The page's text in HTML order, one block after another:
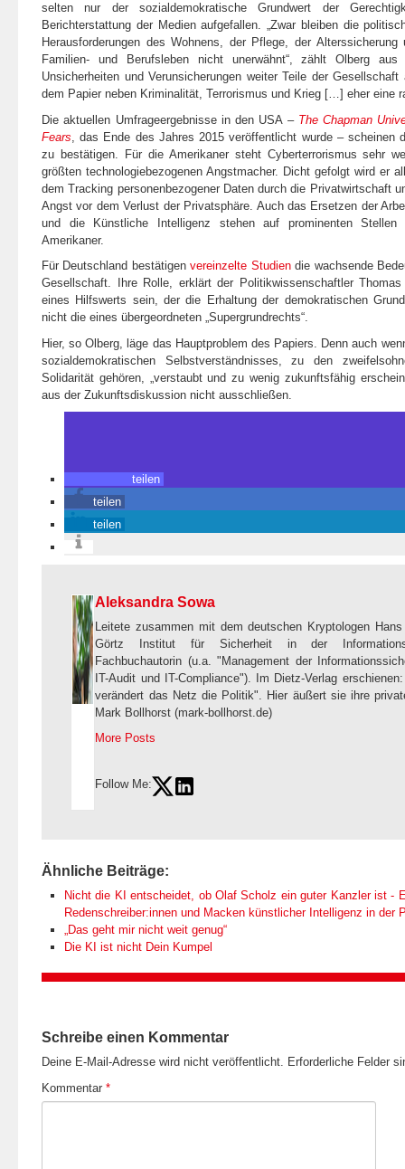
selten nur der sozialdemokratische Grundwert der
Berichterstattung der Medien aufgefallen. „Zwar bleiben die
Herausforderungen des Wohnens, der Pflege, der
Familien- und Berufsleben nicht unerwähnt“, zählt Olberg
Unsicherheiten und Verunsicherungen weiter Teile der
dem Papier neben Kriminalität, Terrorismus und Krieg […] eher eine
Die aktuellen Umfrageergebnisse in den USA – The Chapman
Fears , das Ende des Jahres 2015 veröffentlicht wurde – scheinen
zu bestätigen. Für die Amerikaner steht Cyberterrorismus sehr
größten technologiebezogenen Angstmacher. Dicht gefolgt wird er
dem Tracking personenbezogener Daten durch die Privatwirtschaft
Angst vor dem Verlust der Privatsphäre. Auch das Ersetzen der
und die Künstliche Intelligenz stehen auf prominenten
Amerikaner.
Für Deutschland bestätigenvereinzelte Studiendie wachsende
Gesellschaft. Ihre Rolle, erklärt der Politikwissenschaftler
eines Hilfswerts sein, der die Erhaltung der demokratischen
nicht die eines übergeordneten „Supergrundrechts“.
Hier, so Olberg, läge das Hauptproblem des Papiers. Denn auch
sozialdemokratischen Selbstverständnisses, zu den
Solidarität gehören, „verstaubt und zu wenig zukunftsfähig
aus der Zukunftsdiskussion nicht ausschließen.
teilen
teilen
teilen
Aleksandra Sowa
Leitete zusammen mit dem deutschen Kryptologen
Görtz Institut für Sicherheit in der
Fachbuchautorin (u.a. "Management der
IT-Audit und IT-Compliance"). Im Dietz-Verlag
verändert das Netz die Politik". Hier äußert sie ihre
Mark Bollhorst (mark-bollhorst.de)
More Posts
Follow Me:
Ähnliche Beiträge:
Nicht die KI entscheidet, ob Olaf Scholz ein guter Kanzler ist -
Redenschreiber:innen und Macken künstlicher Intelligenz in der
„Das geht mir nicht weit genug“
Die KI ist nicht Dein Kumpel
Schreibe einen Kommentar
Deine E-Mail-Adresse wird nicht veröffentlicht. Erforderliche Felder
Kommentar *